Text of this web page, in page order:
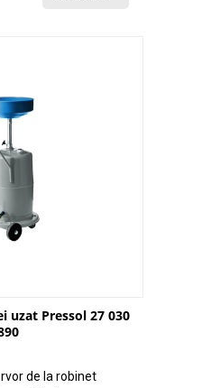
uzat Pressol 27 030
de la robinet